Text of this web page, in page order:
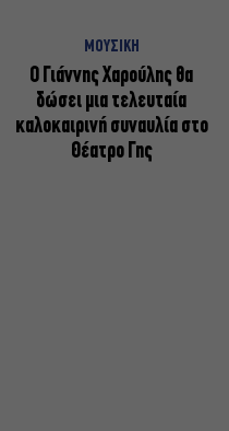
ΜΟΥΣΙΚΗ
Ο Γιάννης Χαρούλης θα
δώσει μια τελευταία
καλοκαιρινή συναυλία στο
Θέατρο Γης